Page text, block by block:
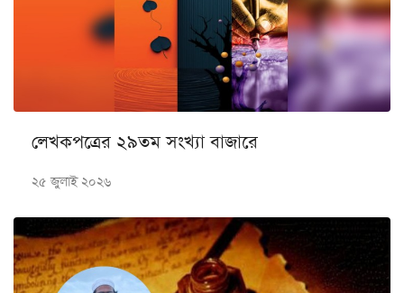
লেখকপত্রের ২৯তম সংখ্যা বাজারে
২৫ জুলাই ২০২৬